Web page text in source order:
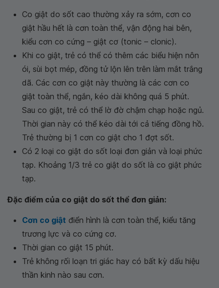
Co giật do sốt cao thường xảy ra sớm, cơn co
giật hầu hết là cơn toàn thể, vận động hai bên,
kiểu cơn co cứng – giật cơ (tonic – clonic).
Khi co giật, trẻ có thể có thêm các biểu hiện nôn
ói, sùi bọt mép, đồng tử lộn lên trên làm mắt trắng
dã. Các cơn co giật này thường là các cơn co
giật toàn thể, ngắn, kéo dài không quá 5 phút.
Sau co giật, trẻ có thể lờ đờ chậm chạp hoặc ngủ.
Thời gian này có thể kéo dài tới cả tiếng đồng hồ.
Trẻ thường bị 1 cơn co giật cho 1 đợt sốt.
Có 2 loại co giật do sốt loại đơn giản và loại phức
tạp. Khoảng 1/3 trẻ co giật do sốt là co giật phức
tạp.
Đặc điểm của co giật do sốt thể đơn giản:
Cơn co giật điển hình là cơn toàn thể, kiểu tăng
trương lực và co cứng cơ.
Thời gian co giật 15 phút.
Trẻ không rối loạn tri giác hay có bất kỳ dấu hiệu
thần kinh nào sau cơn.